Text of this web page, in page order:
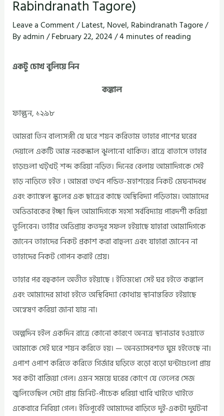
Rabindranath Tagore)
Leave a Comment/Latest, Novel, Rabindranath Tagore/
Byadmin/February 22, 2024/4 minutes of reading
একটু চোখ বুলিয়ে নিন
কঙ্কাল
ফাল্গুন, ১২৯৮
আমরা তিন বাল্যসঙ্গী যে ঘরে শয়ন করিতাম তাহার পাশের ঘরের
দেয়ালে একটি আস্ত নরকস্কাল ঝুলানো থাকিত। রাত্রে বাতাসে তাহার
হাড়গুলা খট্খট্‌ শব্দ করিয়া নড়িত। দিনের বেলায় আমাদিগকে সেই
হাড় নাড়িতে হইত । আমরা তখন পন্ডিত-মহাশয়ের নিকট মেঘনাদবধ
এবং ক্যাম্বেল স্কুলের এক ছাত্রের কাছে অস্থিবিদ্যা পড়িতাম। আমাদের
অভিভাবকের ইচ্ছা ছিল আমাদিগকে সহসা সর্ববিদ্যায় পারদর্শী করিয়া
তুলিবেন। তাহাঁর অভিপ্রায় কতদূর সফল হইয়াছে যাহারা আমাদিগকে
জানেন তাহাদের নিকট প্রকাশ করা বাহুল্য এবং যাহারা জানেন না
তাহাদের নিকট গোপন করাই শ্রেয়।
তাহার পর বহুকাল অতীত হইয়াছে । ইতিমধ্যে সেই ঘর হইতে কঙ্কাল
এবং আমাদের মাথা হইতে অস্থিবিদ্যা কোথায় স্থানান্তরিত হইয়াছে
অন্বেষণ করিয়া জানা যায় না।
অল্পদিন হইল একদিন রাত্রে কোনো কারণে অন্যত্র স্থানাভাব হওয়াতে
আমাকে সেই ঘরে শয়ন করিতে হয়। — অনভ্যাসবশত ঘুম হইতেছে না।
এপাশ ওপাশ করিতে করিতে গির্জার ঘড়িতে বড়ো বড়ো ঘন্টাগুলো প্রায়
সব কটা বাজিয়া গেল। এমন সময়ে ঘরের কোণে যে তেলের সেজ
জ্বলিতেছিল সেটা প্রায় মিনিট-পাঁচেক ধরিয়া খাবি খাইতে খাইতে
একেবারে নিবিয়া গেল। ইতিপূর্বেই আমাদের বাড়িতে দুই-একটা দুর্ঘটনা